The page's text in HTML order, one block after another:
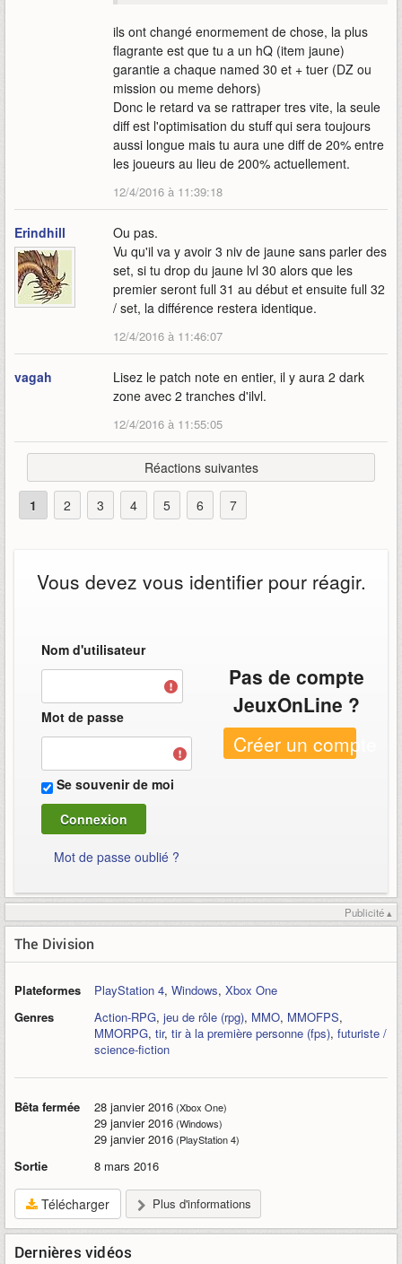
ils ont changé enormement de chose, la plus
flagrante est que tu a un hQ (item jaune)
garantie a chaque named 30 et + tuer (DZ ou
mission ou meme dehors)
Donc le retard va se rattraper tres vite, la seule
diff est l'optimisation du stuff qui sera toujours
aussi longue mais tu aura une diff de 20% entre
les joueurs au lieu de 200% actuellement.
12/4/2016 à 11:39:18
Erindhill
Ou pas.
Vu qu'il va y avoir 3 niv de jaune sans parler des
set, si tu drop du jaune lvl 30 alors que les
premier seront full 31 au début et ensuite full 32
/ set, la différence restera identique.
12/4/2016 à 11:46:07
vagah
Lisez le patch note en entier, il y aura 2 dark
zone avec 2 tranches d'ilvl.
12/4/2016 à 11:55:05
Réactions suivantes
1 2 3 4 5 6 7
Vous devez vous identifier pour réagir.
Nom d'utilisateur
Mot de passe
Se souvenir de moi
Mot de passe oublié ?
Pas de compte
JeuxOnLine ?
Créer un compte
Publicité ▴
The Division
Plateformes PlayStation 4, Windows, Xbox One
Genres
Action-RPG, jeu de rôle (rpg), MMO, MMOFPS,
MMORPG, tir, tir à la première personne (fps), futuriste /
science-fiction
Bêta fermée 28 janvier 2016(Xbox One)
29 janvier 2016(Windows)
29 janvier 2016(PlayStation 4)
Sortie 8 mars 2016
Télécharger Plus d'informations
Dernières vidéos